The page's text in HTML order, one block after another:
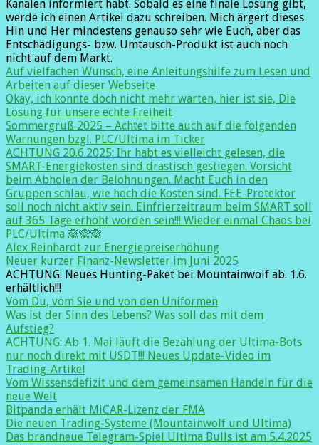
Kanälen informiert habt. Sobald es eine finale Lösung gibt,
werde ich einen Artikel dazu schreiben. Mich ärgert dieses
Hin und Her mindestens genauso sehr wie Euch, aber das
Entschädigungs- bzw. Umtausch-Produkt ist auch noch
nicht auf dem Markt.
Auf vielfachen Wunsch, eine Anleitungshilfe zum Lesen und
Arbeiten auf dieser Webseite
Okay, ich konnte doch nicht mehr warten, hier ist sie, Die
Lösung für unsere echte Freiheit
Sommergruß 2025 – Achtet bitte auch auf die folgenden
Warnungen bzgl. PLC/Ultima im Ticker
ACHTUNG 20.6.2025: Ihr habt es vielleicht gelesen, die
SMART-Energiekosten sind drastisch gestiegen. Vorsicht
beim Abholen der Belohnungen. Macht Euch in den
Gruppen schlau, wie hoch die Kosten sind. FEE-Protektor
soll noch nicht aktiv sein. Einfrierzeitraum beim SMART soll
auf 365 Tage erhöht worden sein!!! Wieder einmal Chaos bei
PLC/Ultima 🙈🙈🙈
Alex Reinhardt zur Energiepreiserhöhung
Neuer kurzer Finanz-Newsletter im Juni 2025
ACHTUNG: Neues Hunting-Paket bei Mountainwolf ab. 1.6.
erhältlich!!!
Vom Du, vom Sie und von den Uniformen
Was ist der Sinn des Lebens? Was soll das mit dem
Aufstieg?
ACHTUNG: Ab 1. Mai läuft die Bezahlung der Ultima-Bots
nur noch direkt mit USDT!!! Neues Update-Video im
Trading-Artikel
Vom Wissensdefizit und dem gemeinsamen Handeln für die
neue Welt
Bitpanda erhält MiCAR-Lizenz der FMA
Die neuen Trading-Systeme (Mountainwolf und Ultima)
Das brandneue Telegram-Spiel Ultima Bulls ist am 5.4.2025